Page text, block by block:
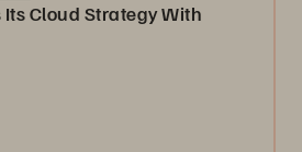
Cloud Strategy With